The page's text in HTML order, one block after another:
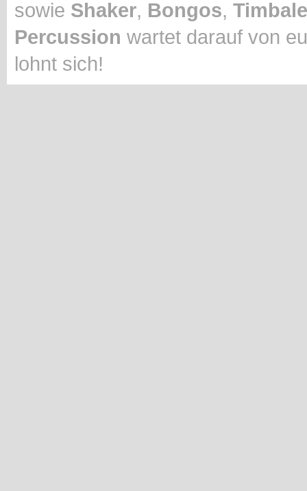
sowie Shaker, Bongos,
Percussion wartet darauf von
lohnt sich!